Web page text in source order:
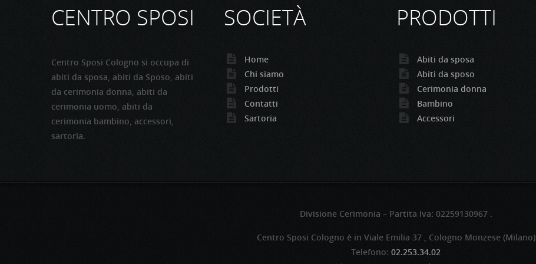
CENTRO SPOSI
Centro Sposi Cologno si occupa di
abiti da sposa, abiti da Sposo, abiti
da cerimonia donna, abiti da
cerimonia uomo, abiti da
cerimonia bambino, accessori,
sartoria.
SOCIETÀ
Home
Chi siamo
Prodotti
Contatti
Sartoria
PRODOTTI
Abiti da sposa
Abiti da sposo
Cerimonia donna
Bambino
Accessori
Divisione Cerimonia – Partita Iva: 02259130967 .
Centro Sposi Cologno è in Viale Emilia 37 , Cologno Monzese (Milano)
Telefono: 02.253.34.02